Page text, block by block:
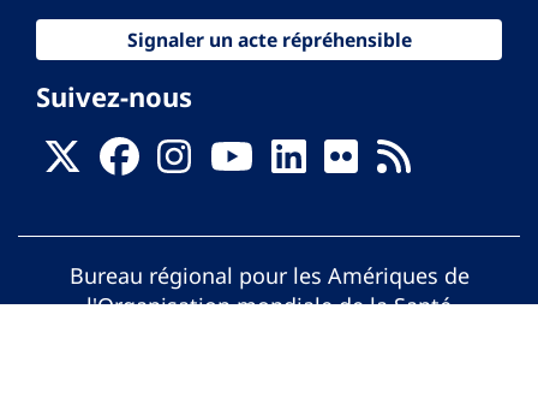
Signaler un acte répréhensible
Suivez-nous
Bureau régional pour les Amériques de
l'Organisation mondiale de la Santé